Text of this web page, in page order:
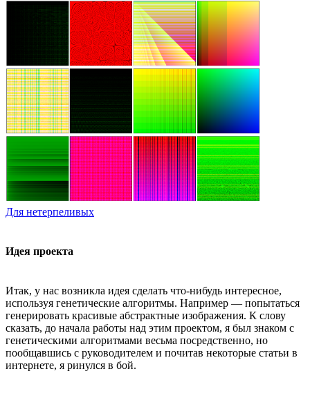
Для нетерпеливых
Идея проекта
Итак, у нас возникла идея сделать что-нибудь интересное,
используя генетические алгоритмы. Например — попытаться
генерировать красивые абстрактные изображения. К слову
сказать, до начала работы над этим проектом, я был знаком с
генетическими алгоритмами весьма посредственно, но
пообщавшись с руководителем и почитав некоторые статьи в
интернете, я ринулся в бой.